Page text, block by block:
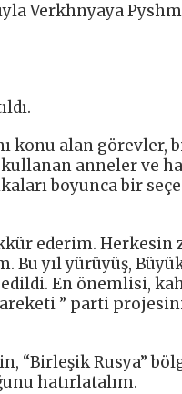
Verkhnyaya
konu alan görevler,
kullanan anneler ve
boyunca bir
ederim. Herkesin
yıl yürüyüş,
En önemlisi,
” parti
“Birleşik Rusya”
hatırlatalım.